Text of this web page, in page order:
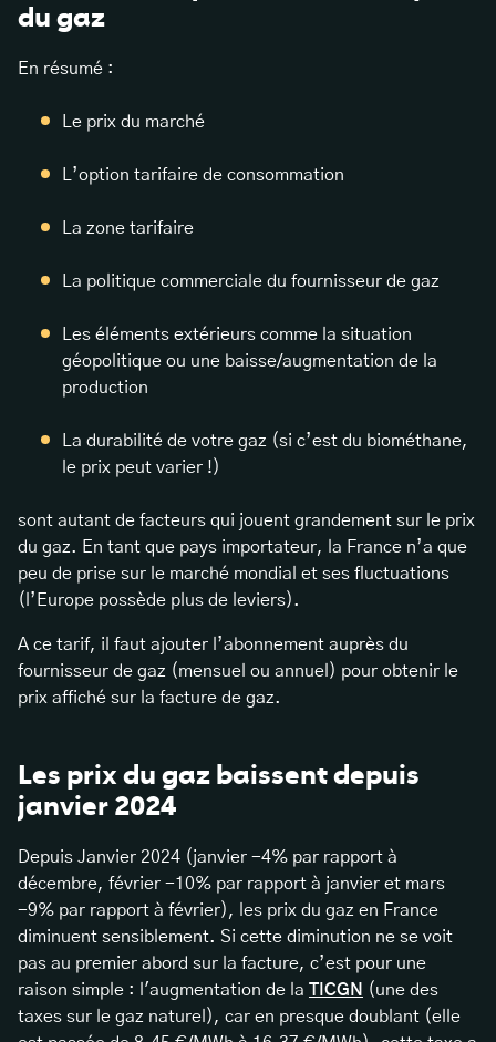
du gaz
En résumé :
Le prix du marché
L’option tarifaire de consommation
La zone tarifaire
La politique commerciale du fournisseur de gaz
Les éléments extérieurs comme la situation
géopolitique ou une baisse/augmentation de la
production
La durabilité de votre gaz (si c’est du biométhane,
le prix peut varier !)
sont autant de facteurs qui jouent grandement sur le prix
du gaz. En tant que pays importateur, la France n’a que
peu de prise sur le marché mondial et ses fluctuations
(l’Europe possède plus de leviers).
A ce tarif, il faut ajouter l’abonnement auprès du
fournisseur de gaz (mensuel ou annuel) pour obtenir le
prix affiché sur la facture de gaz.
Les prix du gaz baissent depuis
janvier 2024
Depuis Janvier 2024 (janvier -4% par rapport à
décembre, février -10% par rapport à janvier et mars
-9% par rapport à février), les prix du gaz en France
diminuent sensiblement. Si cette diminution ne se voit
pas au premier abord sur la facture, c’est pour une
raison simple : l'augmentation de la TICGN (une des
taxes sur le gaz naturel), car en presque doublant (elle